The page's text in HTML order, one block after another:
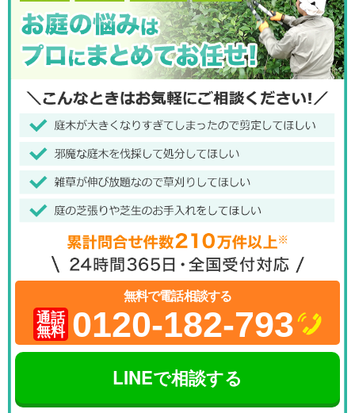
無料で電話相談する
通話
無料 0120-182-793
LINEで相談する